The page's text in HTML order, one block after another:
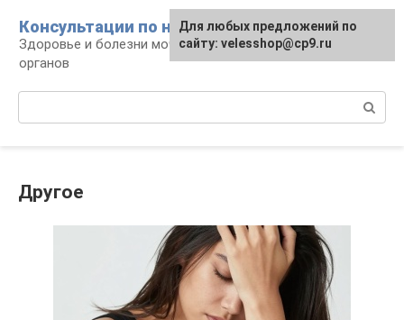
контенту
Консультации по нефрологии
Здоровье и болезни мочевыделительных
органов
Другое
Для любых предложений по
сайту: velesshop@cp9.ru